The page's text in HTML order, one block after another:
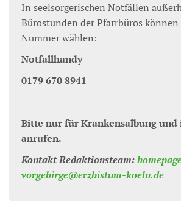
In seelsorgerischen Notfällen
Bürostunden der Pfarrbüros können
Nummer wählen:
Notfallhandy
0179 670 8941
Bitte nur für Krankensalbung und
anrufen.
Kontakt Redaktionsteam:
vorgebirge@erzbistum-koeln.de